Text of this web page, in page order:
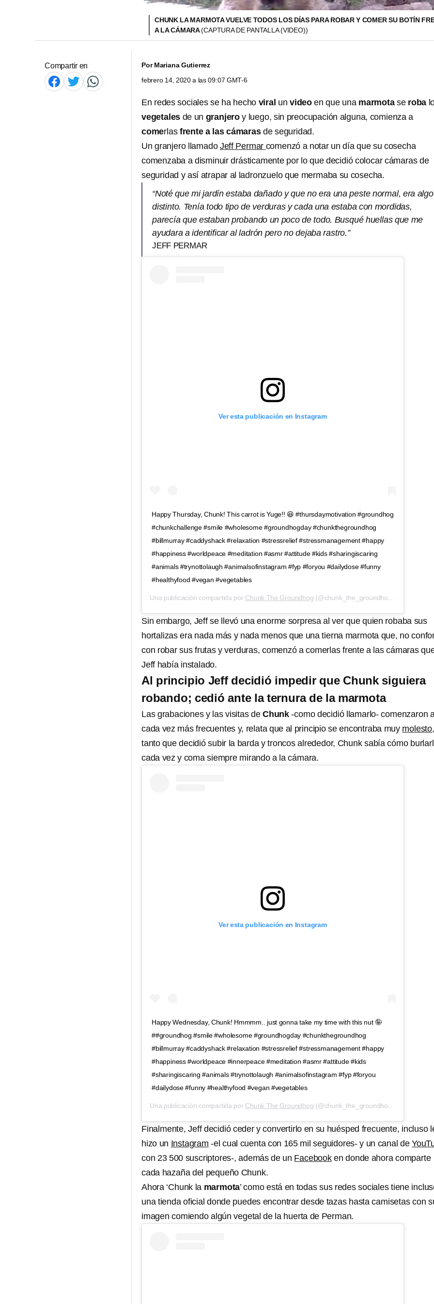
CHUNK LA MARMOTA VUELVE TODOS LOS DÍAS PARA ROBAR Y COMER SU BOTÍN
A LA CÁMARA(CAPTURA DE PANTALLA (VIDEO))
Compartir en PorMariana Gutierrez
febrero 14, 2020 a las 09:07 GMT-6
En redes sociales se ha hecho viral unvideo en que una marmotase roba
vegetales de un granjero y luego, sin preocupación alguna, comienza a
comerlas frente a las cámarasde seguridad.
Un granjero llamado Jeff Permar comenzó a notar un día que su cosecha
comenzaba a disminuir drásticamente por lo que decidió colocar cámaras de
seguridad y así atrapar al ladronzuelo que mermaba su cosecha.
“Noté que mi jardín estaba dañado y que no era una peste normal, era algo
distinto. Tenía todo tipo de verduras y cada una estaba con mordidas,
parecía que estaban probando un poco de todo. Busqué huellas que me
ayudara a identificar al ladrón pero no dejaba rastro.”
JEFF PERMAR
Ver esta publicación en Instagram
Happy Thursday, Chunk! This carrot is Yuge!! 😆 #thursdaymotivation #groundhog
#chunkchallenge #smile #wholesome #groundhogday #chunkthegroundhog
#billmurray #caddyshack #relaxation #stressrelief #stressmanagement #happy
#happiness #worldpeace #meditation #asmr #attitude #kids #sharingiscaring
#animals #trynottolaugh #animalsofinstagram #fyp #foryou #dailydose #funny
#healthyfood #vegan #vegetables
Una publicación compartida por Chunk The Groundhog (@chunk_the_groundhog) el
Sin embargo, Jeff se llevó una enorme sorpresa al ver que quien robaba sus
hortalizas era nada más y nada menos que una tierna marmota que, no
con robar sus frutas y verduras, comenzó a comerlas frente a las cámaras
Jeff había instalado.
Al principio Jeff decidió impedir que Chunk siguiera
robando; cedió ante la ternura de la marmota
Las grabaciones y las visitas de Chunk -como decidió llamarlo- comenzaron
cada vez más frecuentes y, relata que al principio se encontraba muy molesto,
tanto que decidió subir la barda y troncos alrededor, Chunk sabía cómo
cada vez y coma siempre mirando a la cámara.
Ver esta publicación en Instagram
Happy Wednesday, Chunk! Hmmmm.. just gonna take my time with this nut 🤪
##groundhog #smile #wholesome #groundhogday #chunkthegroundhog
#billmurray #caddyshack #relaxation #stressrelief #stressmanagement #happy
#happiness #worldpeace #innerpeace #meditation #asmr #attitude #kids
#sharingiscaring #animals #trynottolaugh #animalsofinstagram #fyp #foryou
#dailydose #funny #healthyfood #vegan #vegetables
Una publicación compartida por Chunk The Groundhog (@chunk_the_groundhog) el
Finalmente, Jeff decidió ceder y convertirlo en su huésped frecuente, incluso
hizo un Instagram -el cual cuenta con 165 mil seguidores- y un canal de
con 23 500 suscriptores-, además de un Facebooken donde ahora comparte
cada hazaña del pequeño Chunk.
Ahora ‘Chunk la marmota’ como está en todas sus redes sociales tiene
una tienda oficial donde puedes encontrar desde tazas hasta camisetas con
imagen comiendo algún vegetal de la huerta de Perman.